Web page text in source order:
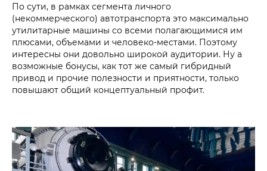
По сути, в рамках сегмента личного
(некоммерческого) автотранспорта это максимально
утилитарные машины со всеми полагающимися им
плюсами, объемами и человеко-местами. Поэтому
интересны они довольно широкой аудитории. Ну а
возможные бонусы, как тот же самый гибридный
привод и прочие полезности и приятности, только
повышают общий концептуальный профит.